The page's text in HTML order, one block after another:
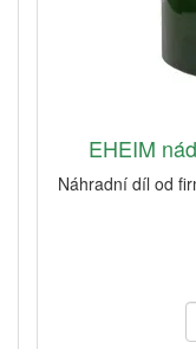
EHEIM
Náhradní díl od